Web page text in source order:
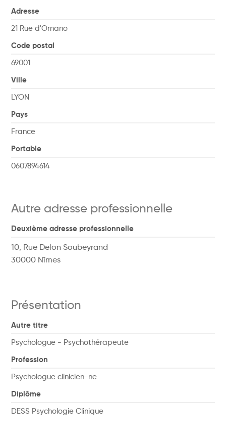
Adresse
21 Rue d'Ornano
Code postal
69001
Ville
LYON
Pays
France
Portable
0607894614
Autre adresse professionnelle
Deuxième adresse professionnelle
10, Rue Delon Soubeyrand
30000 Nîmes
Présentation
Autre titre
Psychologue - Psychothérapeute
Profession
Psychologue clinicien-ne
Diplôme
DESS Psychologie Clinique